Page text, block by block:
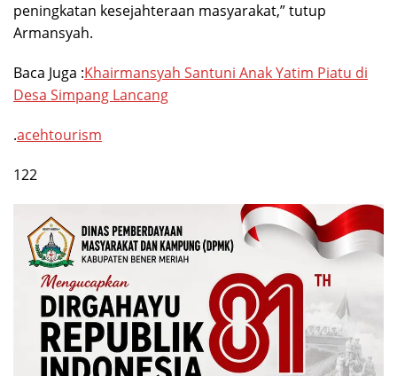
peningkatan kesejahteraan masyarakat,” tutup
Armansyah.
Baca Juga :Khairmansyah Santuni Anak Yatim Piatu di
Desa Simpang Lancang
.acehtourism
122